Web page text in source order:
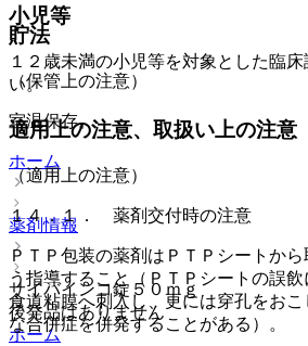
貯法
（保管上の注意）
室温保存。
ホーム
薬剤情報
サイバインコ錠５０ｍｇ
後発品はありません
ホーム
小児等
１２歳未満の小児等を対象とした臨
い。
適用上の注意、取扱い上の注意
（適用上の注意）
１４．１． 薬剤交付時の注意
ＰＴＰ包装の薬剤はＰＴＰシートか
う指導すること（ＰＴＰシートの誤
食道粘膜へ刺入し、更には穿孔をお
な合併症を併発することがある）。